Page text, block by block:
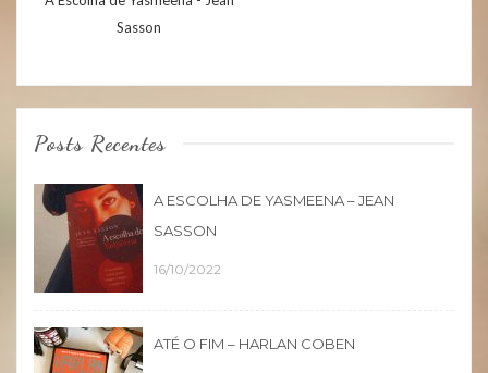
Sasson
Posts Recentes
A ESCOLHA DE YASMEENA – JEAN
SASSON
16/10/2022
ATÉ O FIM – HARLAN COBEN